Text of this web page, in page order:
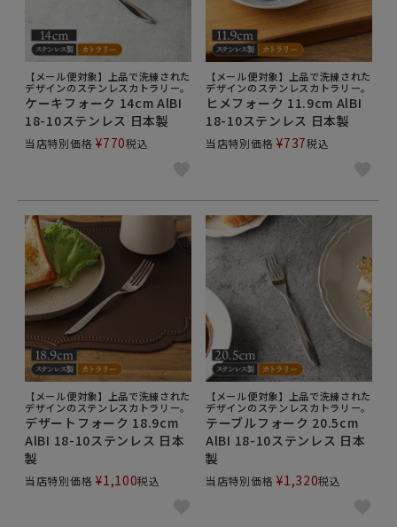
【メール便対象】上品で洗練された
デザインのステンレスカトラリー。
ケーキフォーク 14cm AlBI
18-10ステンレス 日本製
当店特別価格 ¥770税込
【メール便対象】上品で洗練された
デザインのステンレスカトラリー。
ヒメフォーク 11.9cm AlBI
18-10ステンレス 日本製
当店特別価格 ¥737税込
【メール便対象】上品で洗練された
デザインのステンレスカトラリー。
デザートフォーク 18.9cm
AlBI 18-10ステンレス 日本
製
当店特別価格 ¥1,100税込
【メール便対象】上品で洗練された
デザインのステンレスカトラリー。
テーブルフォーク 20.5cm
AlBI 18-10ステンレス 日本
製
当店特別価格 ¥1,320税込